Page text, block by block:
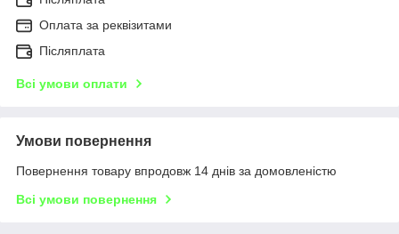
Оплата за реквізитами
Післяплата
Всі умови оплати
Умови повернення
Повернення товару впродовж 14 днів за домовленістю
Всі умови повернення